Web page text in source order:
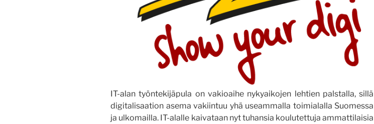
IT-alan työntekijäpula on vakioaihe nykyaikojen lehtien palstalla, sillä
digitalisaation asema vakiintuu yhä useammalla toimialalla Suomessa
ja ulkomailla. IT-alalle kaivataan nyt tuhansia koulutettuja ammattilaisia